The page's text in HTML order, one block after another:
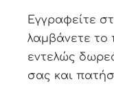
Εγγραφείτε
λαμβάνετε το
εντελώς
σας και